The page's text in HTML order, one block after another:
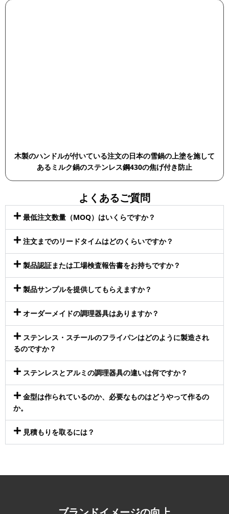
木製のハンドルが付いている注文の日本の雪鍋の上塗を施して
あるミルク鍋のステンレス鋼430の焦げ付き防止
よくあるご質問
最低注文数量（MOQ）はいくらですか？
注文までのリードタイムはどのくらいですか？
製品認証または工場検査報告書をお持ちですか？
製品サンプルを提供してもらえますか？
オーダーメイドの調理器具はありますか？
ステンレス・スチールのフライパンはどのように製造され
るのですか？
ステンレスとアルミの調理器具の違いは何ですか？
金型は作られているのか、必要なものはどうやって作るの
か。
見積もりを取るには？